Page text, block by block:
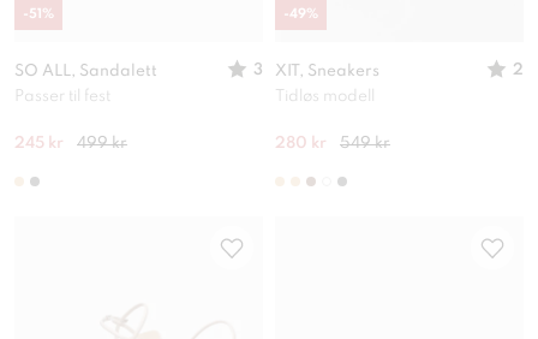
SO ALL, Sandalett
3
Passer til fest
245 kr 499 kr
-51 %
XIT, Sneakers
2
Tidløs modell
280 kr 549 kr
-49%